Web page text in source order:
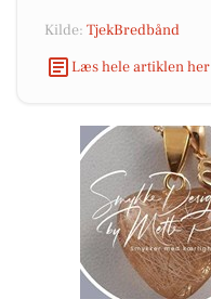
Kilde: TjekBredbånd
Læs hele artiklen her